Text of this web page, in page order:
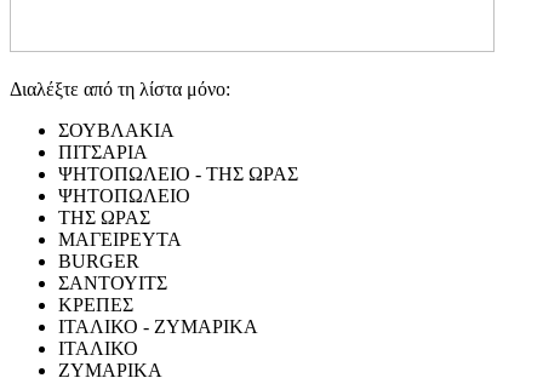
Διαλέξτε από τη λίστα μόνο:
ΣΟΥΒΛΑΚΙΑ
ΠΙΤΣΑΡΙΑ
ΨΗΤΟΠΩΛΕΙΟ - ΤΗΣ ΩΡΑΣ
ΨΗΤΟΠΩΛΕΙΟ
ΤΗΣ ΩΡΑΣ
ΜΑΓΕΙΡΕΥΤΑ
BURGER
ΣΑΝΤΟΥΙΤΣ
ΚΡΕΠΕΣ
ΙΤΑΛΙΚΟ - ΖΥΜΑΡΙΚΑ
ΙΤΑΛΙΚΟ
ΖΥΜΑΡΙΚΑ